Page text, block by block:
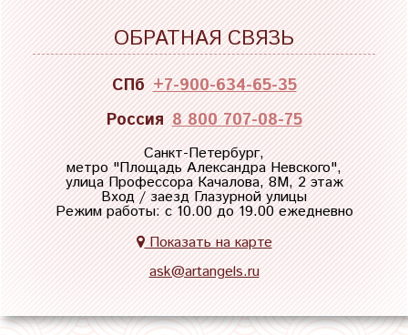
ОБРАТНАЯ СВЯЗЬ
СПб +7-900-634-65-35
Россия 8 800 707-08-75
Санкт-Петербург,
метро "Площадь Александра Невского",
улица Профессора Качалова, 8М, 2 этаж
Вход / заезд Глазурной улицы
Режим работы: с 10.00 до 19.00 ежедневно
Показать на карте
ask@artangels.ru